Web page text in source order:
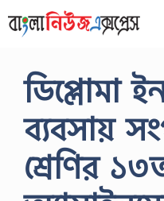
to
ডিপ্লোমা
ব্যবসায়
শ্রেণির